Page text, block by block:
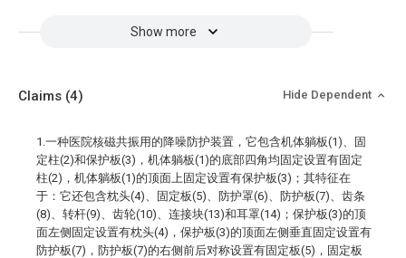
Show more
Claims (4) Hide Dependent
1.一种医院核磁共振用的降噪防护装置，它包含机体躺板(1)、固
定柱(2)和保护板(3)，机体躺板(1)的底部四角均固定设置有固定
柱(2)，机体躺板(1)的顶面上固定设置有保护板(3)；其特征在
于：它还包含枕头(4)、固定板(5)、防护罩(6)、防护板(7)、齿条
(8)、转杆(9)、齿轮(10)、连接块(13)和耳罩(14)；保护板(3)的顶
面左侧固定设置有枕头(4)，保护板(3)的顶面左侧垂直固定设置有
防护板(7)，防护板(7)的右侧前后对称设置有固定板(5)，固定板